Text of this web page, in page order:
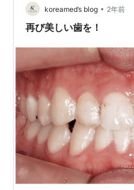
早く治療を始めたいと思い
koreamed’s blog • 2年前
再び美しい歯を！